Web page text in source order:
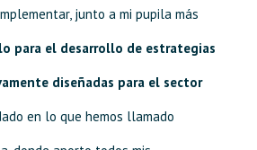
junto a mi pupila más
para el desarrollo de estrategias
diseñadas para el sector
en lo que hemos llamado